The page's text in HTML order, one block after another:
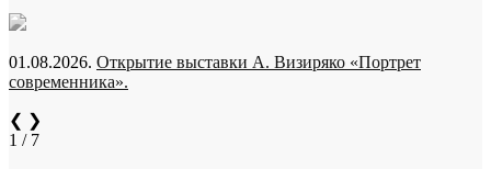
01.08.2026. Открытие выставки А. Визиряко «Портрет
современника».
❮ ❯
1 / 7